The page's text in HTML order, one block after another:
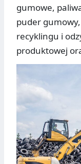
gumowe,
puder gumowy,
recyklingu i
produktowej